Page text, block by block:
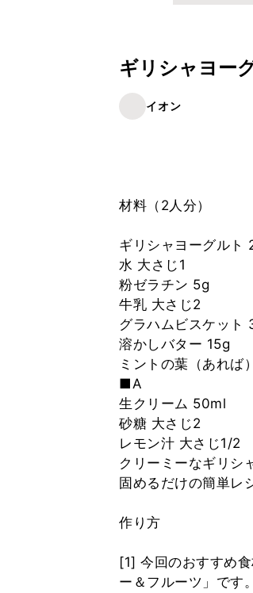
ギリシャヨー
イオン
材料（2人分）
ギリシャヨーグルト
水 大さじ1
粉ゼラチン 5g
牛乳 大さじ2
グラハムビスケット
溶かしバター 15g
ミントの葉（あれば
■A
生クリーム 50ml
砂糖 大さじ2
レモン汁 大さじ1/2
クリーミーなギリシ
固めるだけの簡単レ
作り方
[1] 今回のおすすめ
ー＆フルーツ」です。